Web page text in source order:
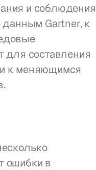
и соблюдения
данным Gartner, к
для составления
к меняющимся
ошибки в